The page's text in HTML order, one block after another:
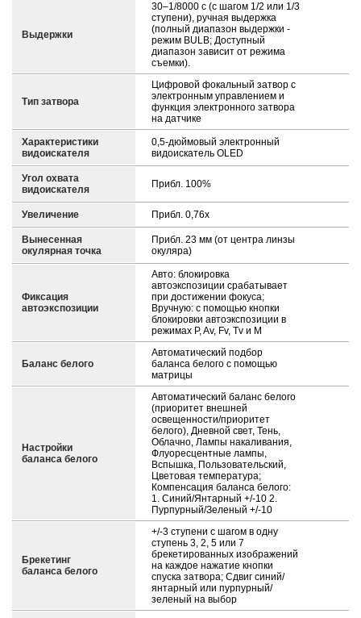
Выдержки
30–1/8000 с (с шагом 1/2 или 1/3
ступени), ручная выдержка
(полный диапазон выдержки -
режим BULB; Доступный
диапазон зависит от режима
съемки).
Тип затвора
Цифровой фокальный затвор с
электронным управлением и
функция электронного затвора
на датчике
Характеристики
видоискателя
0,5-дюймовый электронный
видоискатель OLED
Угол охвата
видоискателя
Прибл. 100%
Увеличение Прибл. 0,76x
Вынесенная
окулярная точка
Прибл. 23 мм (от центра линзы
окуляра)
Фиксация
автоэкспозиции
Авто: блокировка
автоэкспозиции срабатывает
при достижении фокуса;
Вручную: с помощью кнопки
блокировки автоэкспозиции в
режимах P, Av, Fv, Tv и M
Баланс белого
Автоматический подбор
баланса белого с помощью
матрицы
Настройки
баланса белого
Автоматический баланс белого
(приоритет внешней
освещенности/приоритет
белого), Дневной свет, Тень,
Облачно, Лампы накаливания,
Флуоресцентные лампы,
Вспышка, Пользовательский,
Цветовая температура;
Компенсация баланса белого:
1. Синий/Янтарный +/-10 2.
Пурпурный/Зеленый +/-10
Брекетинг
баланса белого
+/-3 ступени с шагом в одну
ступень 3, 2, 5 или 7
брекетированных изображений
на каждое нажатие кнопки
спуска затвора; Сдвиг синий/
янтарный или пурпурный/
зеленый на выбор